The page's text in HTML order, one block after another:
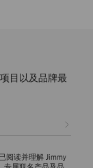
Choo 的经
目以及品牌最
阅读并理解 Jimmy